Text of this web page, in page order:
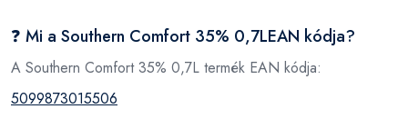
❓ Mi a Southern Comfort 35% 0,7LEAN kódja?
A Southern Comfort 35% 0,7L termék EAN kódja:
5099873015506